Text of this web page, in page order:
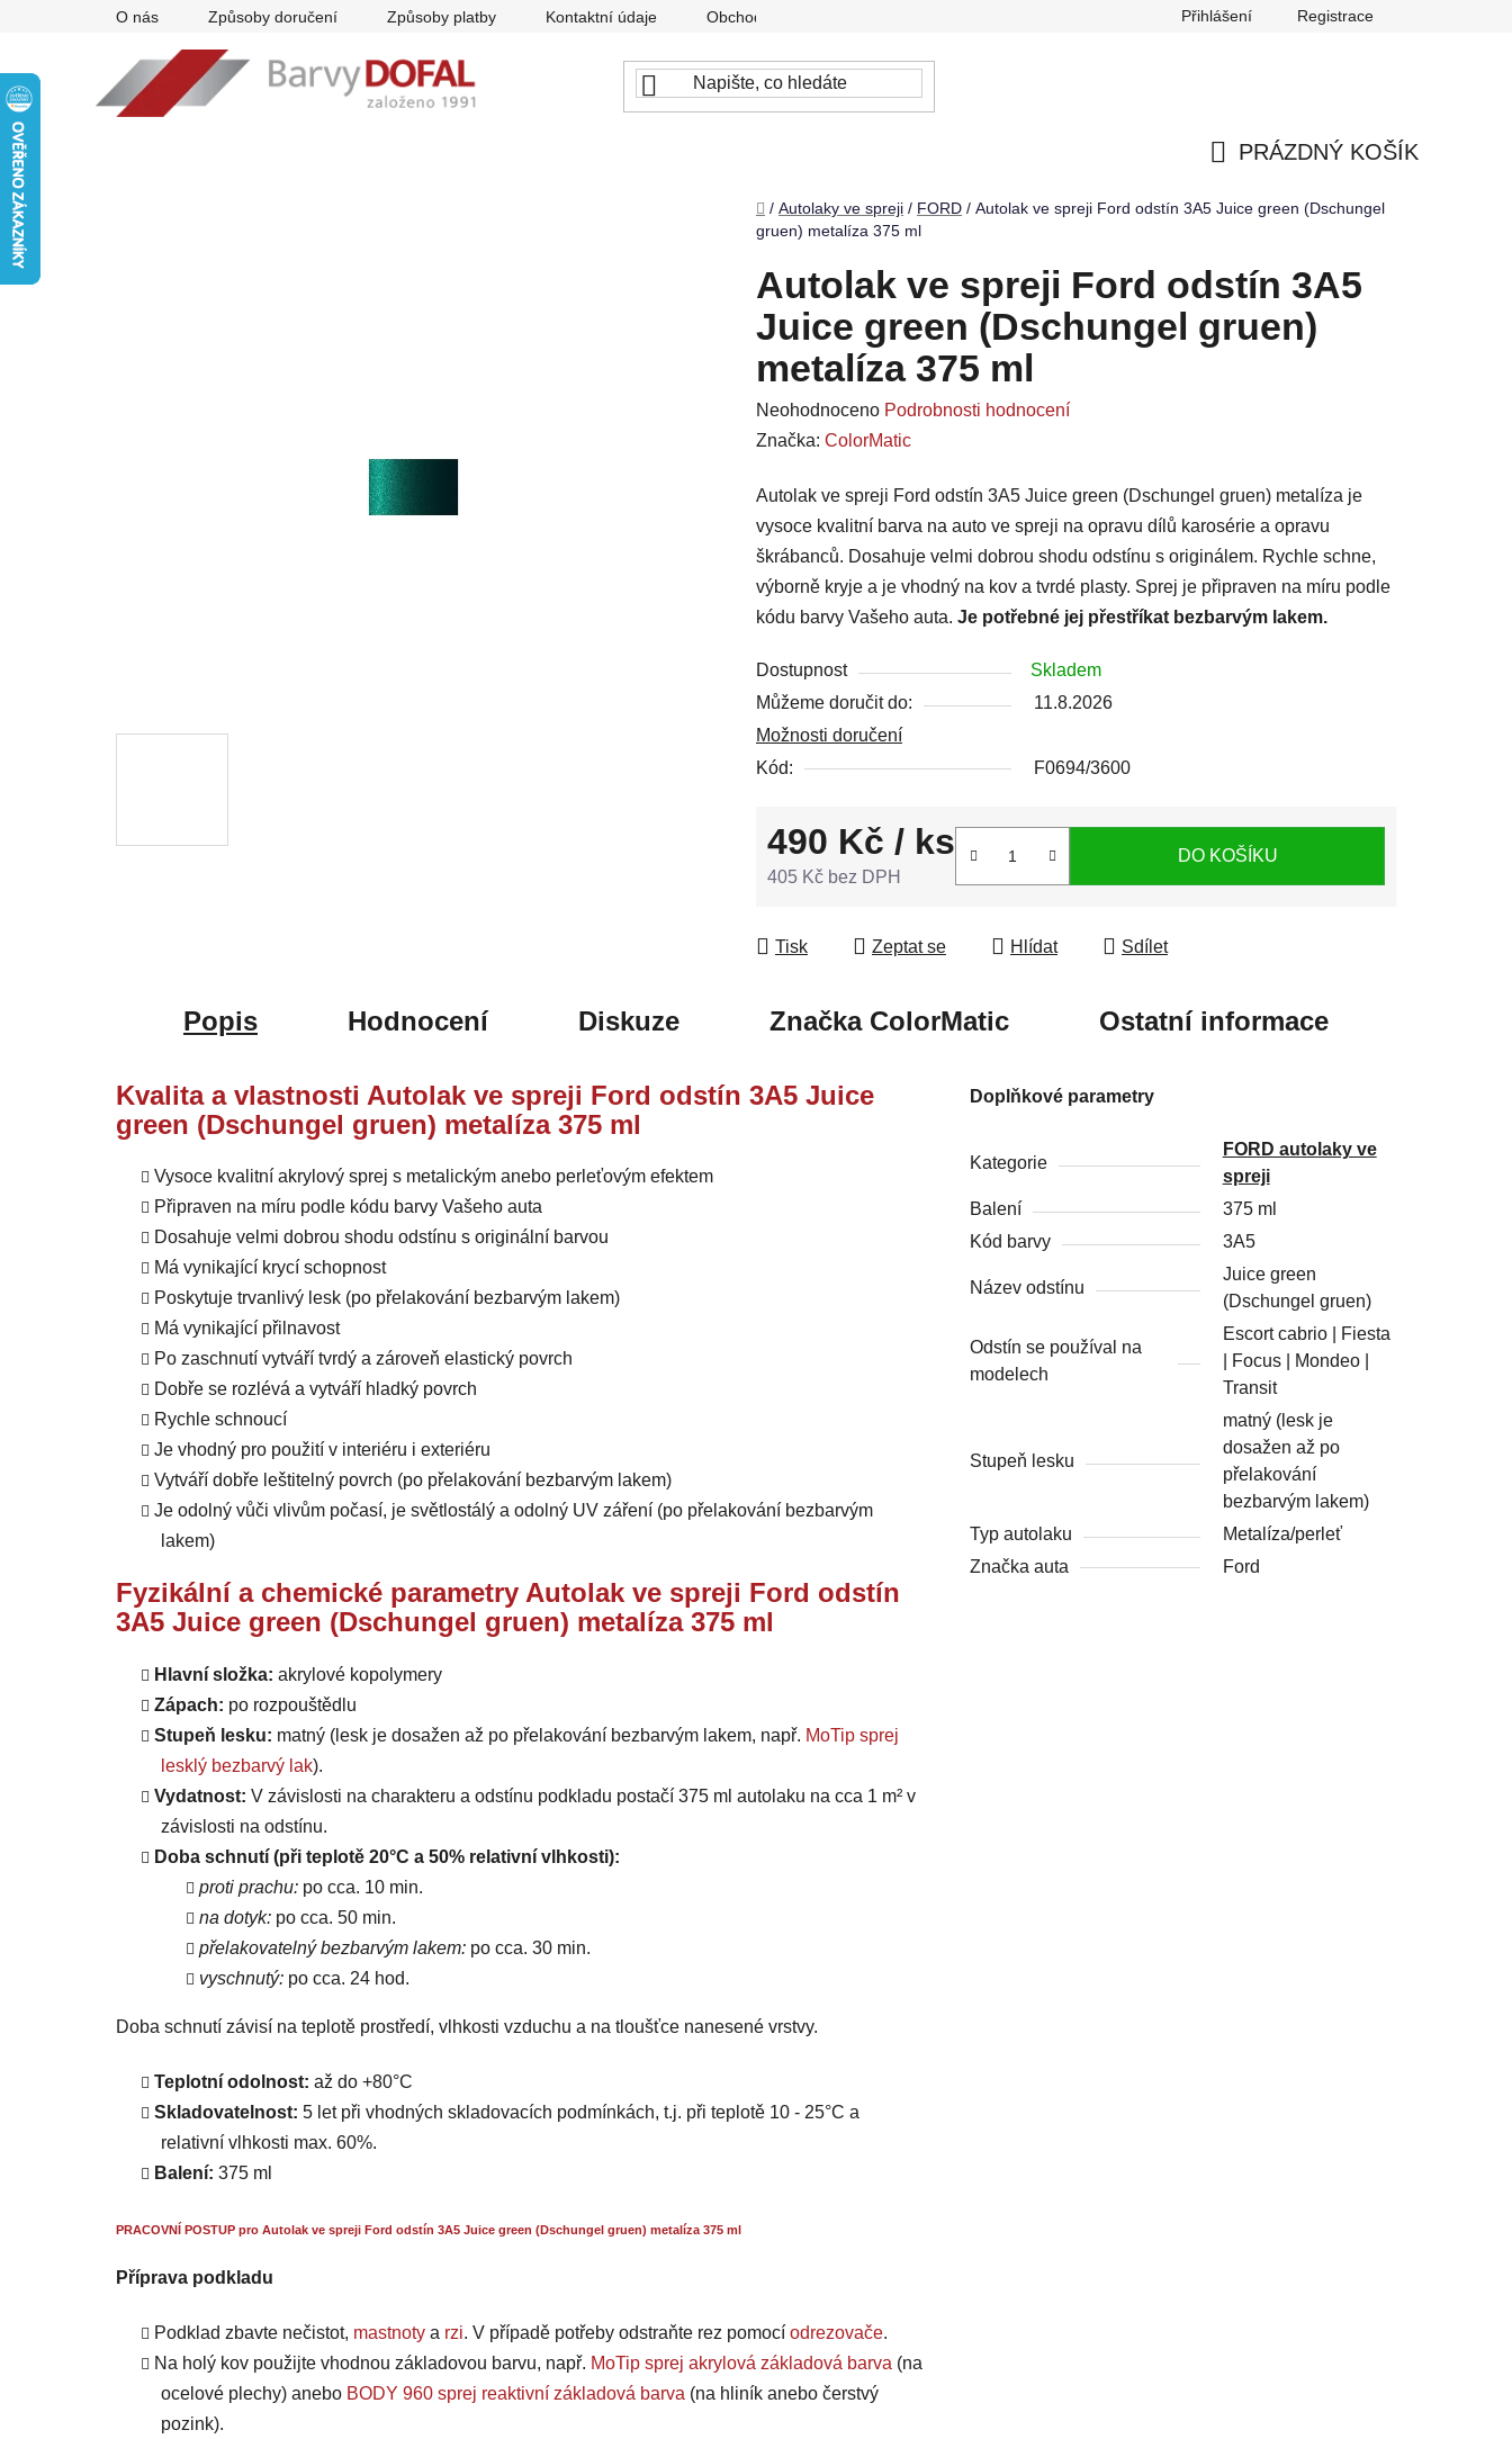
O nás Způsoby doručení Způsoby platby Kontaktní údaje Obchodní podmínky Reklamace Odstoupení od smlouvy
Přihlášení Registrace
PRÁZDNÝ KOŠÍK
Domů
/ Autolaky ve spreji / FORD / Autolak ve spreji Ford odstín 3A5 Juice green (Dschungel
gruen) metalíza 375 ml
Autolak ve spreji Ford odstín 3A5
Juice green (Dschungel gruen)
metalíza 375 ml
Průměrné
hodnocení
je
0,0
z
5
hvězdiček.
Neohodnoceno Podrobnosti hodnocení
Značka: ColorMatic
Autolak ve spreji Ford odstín 3A5 Juice green (Dschungel gruen) metalíza je
vysoce kvalitní barva na auto ve spreji na opravu dílů karosérie a opravu
škrábanců. Dosahuje velmi dobrou shodu odstínu s originálem. Rychle schne,
výborně kryje a je vhodný na kov a tvrdé plasty. Sprej je připraven na míru podle
kódu barvy Vašeho auta. Je potřebné jej přestříkat bezbarvým lakem.
Dostupnost
Skladem
Můžeme doručit do:
11.8.2026
Možnosti doručení
Kód:
F0694/3600
490 Kč / ks
405 Kč bez DPH
DO KOŠÍKU
Tisk Zeptat se Hlídat Sdílet
Popis Hodnocení Diskuze ZnačkaColorMatic Ostatní informace
Kvalita a vlastnosti Autolak ve spreji Ford odstín 3A5 Juice
green (Dschungel gruen) metalíza 375 ml
Vysoce kvalitní akrylový sprej s metalickým anebo perleťovým efektem
Připraven na míru podle kódu barvy Vašeho auta
Dosahuje velmi dobrou shodu odstínu s originální barvou
Má vynikající krycí schopnost
Poskytuje trvanlivý lesk (po přelakování bezbarvým lakem)
Má vynikající přilnavost
Po zaschnutí vytváří tvrdý a zároveň elastický povrch
Dobře se rozlévá a vytváří hladký povrch
Rychle schnoucí
Je vhodný pro použití v interiéru i exteriéru
Vytváří dobře leštitelný povrch (po přelakování bezbarvým lakem)
Je odolný vůči vlivům počasí, je světlostálý a odolný UV záření (po přelakování bezbarvým
lakem)
Fyzikální a chemické parametry Autolak ve spreji Ford odstín
3A5 Juice green (Dschungel gruen) metalíza 375 ml
Hlavní složka: akrylové kopolymery
Zápach: po rozpouštědlu
Stupeň lesku: matný (lesk je dosažen až po přelakování bezbarvým lakem, např. MoTip sprej
lesklý bezbarvý lak).
Vydatnost: V závislosti na charakteru a odstínu podkladu postačí 375 ml autolaku na cca 1 m² v
závislosti na odstínu.
Doba schnutí (při teplotě 20°C a 50% relativní vlhkosti):
proti prachu: po cca. 10 min.
na dotyk: po cca. 50 min.
přelakovatelný bezbarvým lakem: po cca. 30 min.
vyschnutý: po cca. 24 hod.
Doba schnutí závisí na teplotě prostředí, vlhkosti vzduchu a na tloušťce nanesené vrstvy.
Teplotní odolnost: až do +80°C
Skladovatelnost: 5 let při vhodných skladovacích podmínkách, t.j. při teplotě 10 - 25°C a
relativní vlhkosti max. 60%.
Balení: 375 ml
PRACOVNÍ POSTUP pro Autolak ve spreji Ford odstín 3A5 Juice green (Dschungel gruen) metalíza 375 ml
Příprava podkladu
Podklad zbavte nečistot, mastnoty a rzi. V případě potřeby odstraňte rez pomocí odrezovače.
Na holý kov použijte vhodnou základovou barvu, např. MoTip sprej akrylová základová barva (na
ocelové plechy) anebo BODY 960 sprej reaktivní základová barva (na hliník anebo čerstvý
pozink).
Doplňkové parametry
Kategorie
FORD autolaky ve
spreji
Balení
375 ml
Kód barvy
3A5
Název odstínu
Juice green
(Dschungel gruen)
Odstín se používal na
modelech
Escort cabrio | Fiesta
| Focus | Mondeo |
Transit
Stupeň lesku
matný (lesk je
dosažen až po
přelakování
bezbarvým lakem)
Typ autolaku
Metalíza/perleť
Značka auta
Ford